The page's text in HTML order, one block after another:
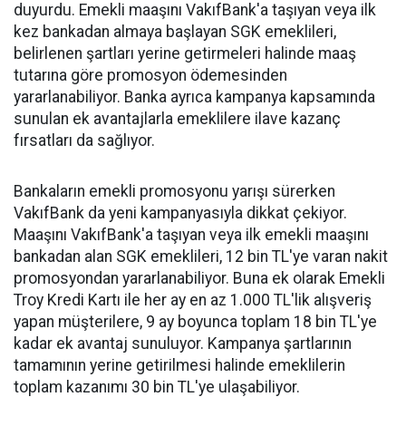
duyurdu. Emekli maaşını VakıfBank'a taşıyan veya ilk
kez bankadan almaya başlayan SGK emeklileri,
belirlenen şartları yerine getirmeleri halinde maaş
tutarına göre promosyon ödemesinden
yararlanabiliyor. Banka ayrıca kampanya kapsamında
sunulan ek avantajlarla emeklilere ilave kazanç
fırsatları da sağlıyor.
Bankaların emekli promosyonu yarışı sürerken
VakıfBank da yeni kampanyasıyla dikkat çekiyor.
Maaşını VakıfBank'a taşıyan veya ilk emekli maaşını
bankadan alan SGK emeklileri, 12 bin TL'ye varan nakit
promosyondan yararlanabiliyor. Buna ek olarak Emekli
Troy Kredi Kartı ile her ay en az 1.000 TL'lik alışveriş
yapan müşterilere, 9 ay boyunca toplam 18 bin TL'ye
kadar ek avantaj sunuluyor. Kampanya şartlarının
tamamının yerine getirilmesi halinde emeklilerin
toplam kazanımı 30 bin TL'ye ulaşabiliyor.